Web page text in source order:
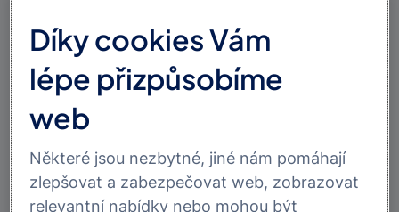
Monika Kalivodová
Předsedkyně správní rady Nadace
Senior manažerka divize Risk Management
zodpovědná za oblast vymáhání pohledávek Skupiny
MONETA a členka dozorčí rady MONETA Money Bank.
Specializuje se na řízení rizik, a to zejména v oblasti
Díky cookies Vám
lépe přizpůsobíme
web
Některé jsou nezbytné, jiné nám pomáhají
zlepšovat a zabezpečovat web, zobrazovat
relevantní nabídky nebo mohou být